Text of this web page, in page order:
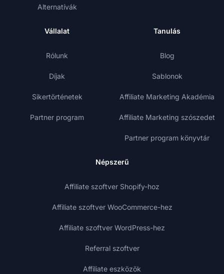
Alternatívák
Vállalat
Rólunk
Díjak
Sikertörténetek
Partner program
Tanulás
Blog
Sablonok
Affiliate Marketing Akadémia
Affiliate Marketing szószedet
Partner program könyvtár
Népszerű
Affiliate szoftver Shopify-hoz
Affiliate szoftver WooCommerce-hez
Affiliate szoftver WordPress-hez
Referral szoftver
Affiliate eszközök